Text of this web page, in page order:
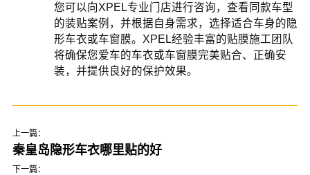
您可以向XPEL专业门店进行咨询，查看同款车型
的装贴案例，并根据自身需求，选择适合车身的隐
形车衣或车窗膜。XPEL经验丰富的贴膜施工团队
将确保您爱车的车衣或车窗膜完美贴合、正确安
装，并提供良好的保护效果。
上一篇：
秦皇岛隐形车衣哪里贴的好
下一篇：